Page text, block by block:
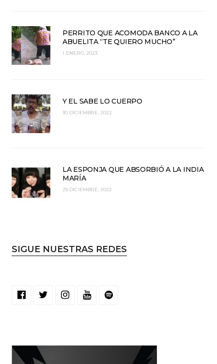
PERRITO QUE ACOMODA BANCO A LA
ABUELITA “TE QUIERO MUCHO”
1 ENERO, 2023
Y EL SABE LO CUERPO
30 DICIEMBRE, 2022
LA ESPONJA QUE ABSORBIÓ A LA INDIA
MARÍA
29 DICIEMBRE, 2022
SIGUE NUESTRAS REDES